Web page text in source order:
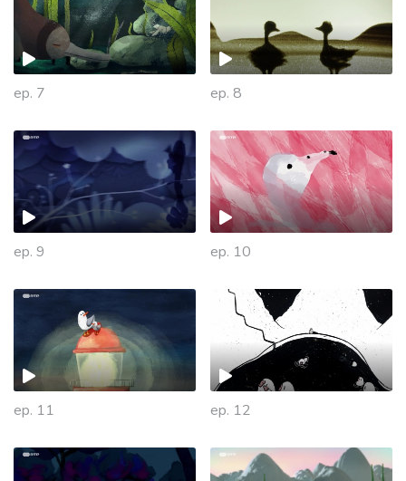
ep. 7 ep. 8
ep. 9 ep. 10
ep. 11 ep. 12
445420